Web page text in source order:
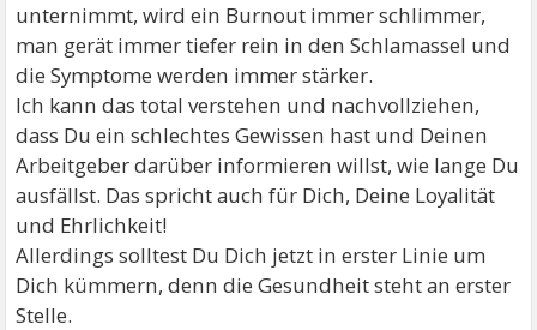
unternimmt, wird ein Burnout immer schlimmer,
man gerät immer tiefer rein in den Schlamassel und
die Symptome werden immer stärker.
Ich kann das total verstehen und nachvollziehen,
dass Du ein schlechtes Gewissen hast und Deinen
Arbeitgeber darüber informieren willst, wie lange Du
ausfällst. Das spricht auch für Dich, Deine Loyalität
und Ehrlichkeit!
Allerdings solltest Du Dich jetzt in erster Linie um
Dich kümmern, denn die Gesundheit steht an erster
Stelle.